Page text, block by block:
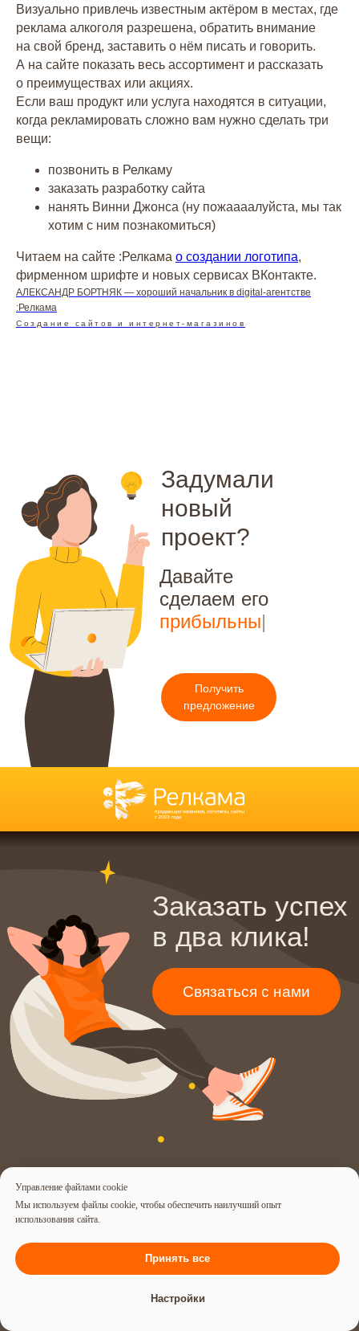
Визуально привлечь известным актёром в местах, где
реклама алкоголя разрешена, обратить внимание
на свой бренд, заставить о нём писать и говорить.
А на сайте показать весь ассортимент и рассказать
о преимуществах или акциях.
Если ваш продукт или услуга находятся в ситуации,
когда рекламировать сложно вам нужно сделать три
вещи:
позвонить в Релкаму
заказать разработку сайта
нанять Винни Джонса (ну пожаааалуйста, мы так
хотим с ним познакомиться)
Читаем на сайте :Релкама о создании логотипа,
фирменном шрифте и новых сервисах ВКонтакте.
АЛЕКСАНДР БОРТНЯК — хороший начальник в digital-агентстве
:Релкама
Создание сайтов и интернет-магазинов
Задумали
новый
проект?
Давайте
сделаем его
конверсионным!
Получить
предложение
Управление файлами cookie
Мы используем файлы cookie, чтобы обеспечить наилучший опыт
использования сайта.
Принять все
Настройки